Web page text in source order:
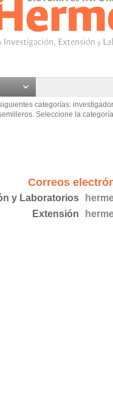
categorías:
Seleccione la
Correos
y Laboratorios
Extensión